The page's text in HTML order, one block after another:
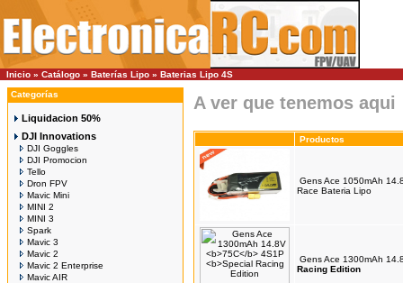
Inicio » Catálogo » Baterías Lipo » Baterias Lipo 4S
Categorías
Liquidacion 50%
DJI Innovations
DJI Goggles
DJI Promocion
Tello
Dron FPV
Mavic Mini
MINI 2
MINI 3
Spark
Mavic 3
Mavic 2
Mavic 2 Enterprise
Mavic AIR
A ver que tenemos aqui
Productos
Gens Ace 1050mAh
Race Bateria Lipo
Gens Ace 1300mAh
Racing Edition